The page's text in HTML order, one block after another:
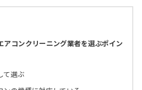
アコンクリーニング業者を選ぶポイン
て選ぶ